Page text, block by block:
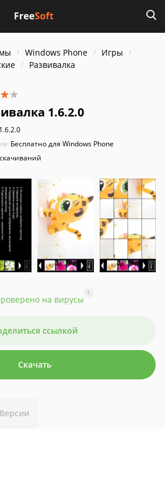
Windows Phone
Игры
Развивалка
1.6.2.0
1.6.2.0
Бесплатно для Windows Phone
на вирусы
?
ссылкой
Скачать
Версии